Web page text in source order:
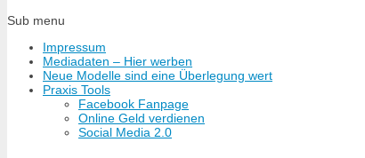
Sub menu
Impressum
Mediadaten – Hier werben
Neue Modelle sind eine Überlegung wert
Praxis Tools
Facebook Fanpage
Online Geld verdienen
Social Media 2.0